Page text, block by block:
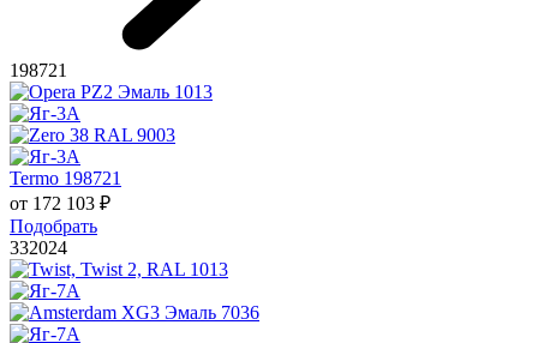
198721
Termo 198721
от 172 103 ₽
Подобрать
332024